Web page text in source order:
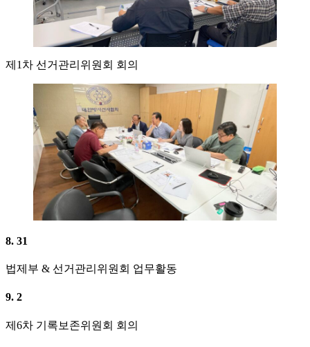
제1차 선거관리위원회 회의
8. 31
법제부 & 선거관리위원회 업무활동
9. 2
제6차 기록보존위원회 회의